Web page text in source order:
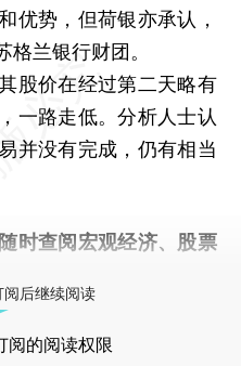
优势，但荷银亦承认，
格兰银行财团。
股价在经过第二天略有
一路走低。分析人士认
并没有完成，仍有相当
随时查阅宏观经济、股票
后继续阅读
阅的阅读权限